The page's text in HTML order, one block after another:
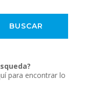
para encontrar lo